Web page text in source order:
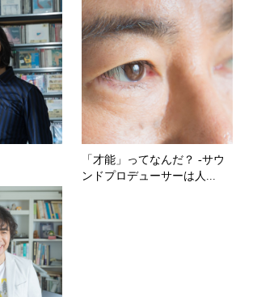
「才能」ってなんだ？ -サウ
ンドプロデューサーは人...